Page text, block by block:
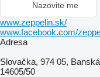
Nazovite me
www.zeppelin.sk/
www.facebook.com/
Adresa
Slovačka, 974 05,
14605/50